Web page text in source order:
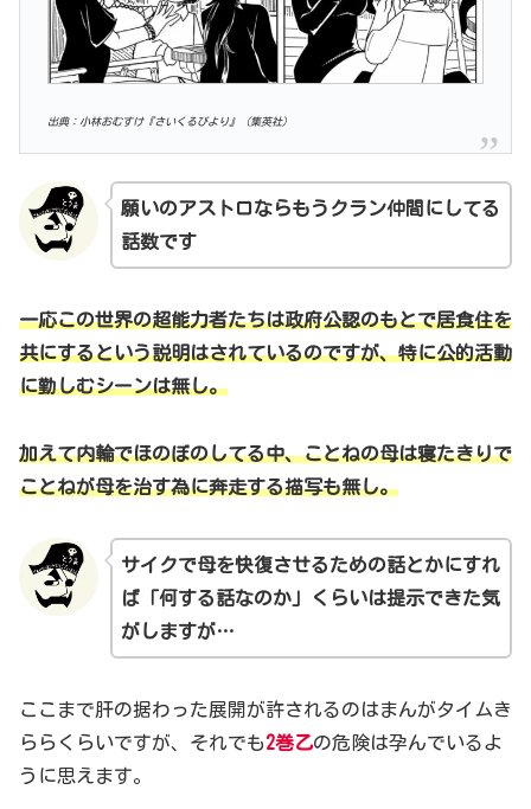
出典：小林おむすけ『さいくるびより』（集英社）
願いのアストロならもうクラン仲間にしてる
話数です
一応この世界の超能力者たちは政府公認のもとで居食住を
共にするという説明はされているのですが、特に公的活動
に勤しむシーンは無し。
加えて内輪でほのぼのしてる中、ことねの母は寝たきりで
ことねが母を治す為に奔走する描写も無し。
サイクで母を快復させるための話とかにすれ
ば「何する話なのか」くらいは提示できた気
がしますが…
ここまで肝の据わった展開が許されるのはまんがタイムき
ららくらいですが、それでも2巻乙の危険は孕んでいるよ
うに思えます。